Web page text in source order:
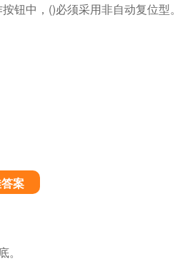
钮中，()必须采用非自动复位型。
案